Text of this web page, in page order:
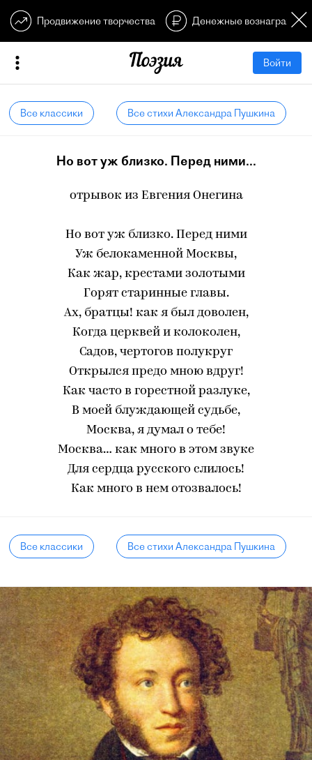
Продвижение творчества Денежные
Войти
Все классики Все стихи Александра Пушкина
Но вот уж близко. Перед ними...
отрывок из Евгения Онегина
Но вот уж близко. Перед ними
Уж белокаменной Москвы,
Как жар, крестами золотыми
Горят старинные главы.
Ах, братцы! как я был доволен,
Когда церквей и колоколен,
Садов, чертогов полукруг
Открылся предо мною вдруг!
Как часто в горестной разлуке,
В моей блуждающей судьбе,
Москва, я думал о тебе!
Москва… как много в этом звуке
Для сердца русского слилось!
Как много в нем отозвалось!
Все классики Все стихи Александра Пушкина